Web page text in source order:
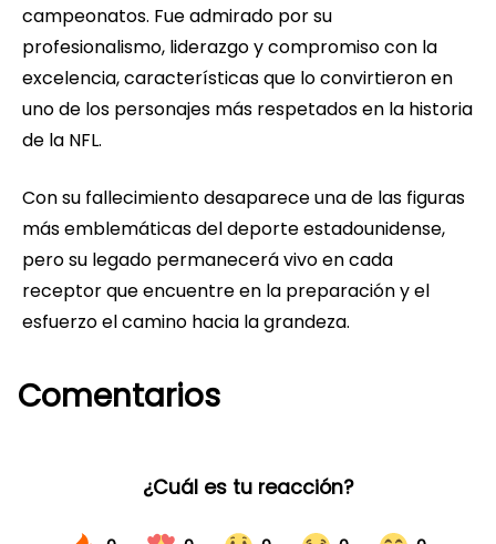
campeonatos. Fue admirado por su
profesionalismo, liderazgo y compromiso con la
excelencia, características que lo convirtieron en
uno de los personajes más respetados en la historia
de la NFL.
Con su fallecimiento desaparece una de las figuras
más emblemáticas del deporte estadounidense,
pero su legado permanecerá vivo en cada
receptor que encuentre en la preparación y el
esfuerzo el camino hacia la grandeza.
Comentarios